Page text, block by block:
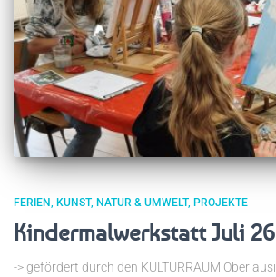
FERIEN KUNST NATUR & UMWELT PROJEKTE
Kindermalwerkstatt Juli
-> gefördert durch den KULTURRAUM